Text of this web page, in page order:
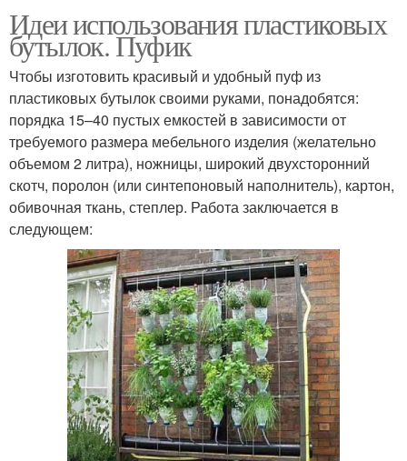
Идеи использования пластиковых
бутылок. Пуфик
Чтобы изготовить красивый и удобный пуф из
пластиковых бутылок своими руками, понадобятся:
порядка 15–40 пустых емкостей в зависимости от
требуемого размера мебельного изделия (желательно
объемом 2 литра), ножницы, широкий двухсторонний
скотч, поролон (или синтепоновый наполнитель), картон,
обивочная ткань, степлер. Работа заключается в
следующем: